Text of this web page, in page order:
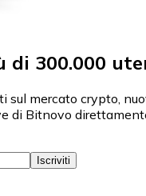
di 300.000
sul mercato crypto,
di Bitnovo
Iscriviti